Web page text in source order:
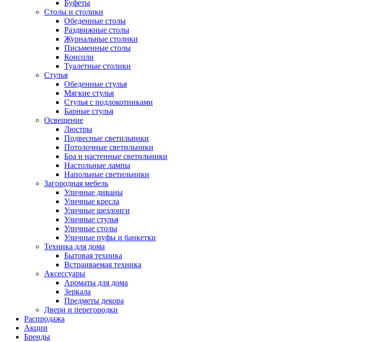
Буфеты
Столы и столики
Обеденные столы
Раздвижные столы
Журнальные столики
Письменные столы
Консоли
Туалетные столики
Стулья
Обеденные стулья
Мягкие стулья
Стулья с подлокотниками
Барные стулья
Освещение
Люстры
Подвесные светильники
Потолочные светильники
Бра и настенные светильники
Настольные лампы
Напольные светильники
Загородная мебель
Уличные диваны
Уличные кресла
Уличные шезлонги
Уличные стулья
Уличные столы
Уличные пуфы и банкетки
Техника для дома
Бытовая техника
Встраиваемая техника
Аксессуары
Ароматы для дома
Зеркала
Предметы декора
Двери и перегородки
Распродажа
Акции
Бренды